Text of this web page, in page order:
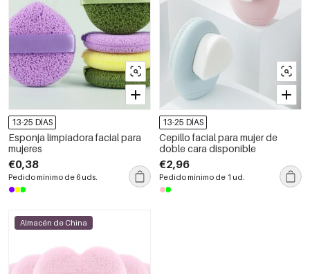
13-25 DÍAS
Esponja limpiadora facial para
mujeres
€0,38
Pedido mínimo de 6 uds.
13-25 DÍAS
Cepillo facial para mujer de
doble cara disponible
€2,96
Pedido mínimo de 1 ud.
Almacén de China